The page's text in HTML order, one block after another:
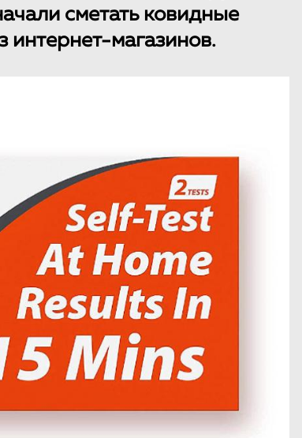
сметать ковидные
интернет-магазинов.